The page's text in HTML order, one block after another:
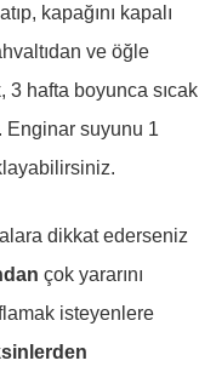
kapağını kapalı
ve öğle
hafta boyunca sıcak
Enginar suyunu 1
dikkat ederseniz
çok yararını
isteyenlere